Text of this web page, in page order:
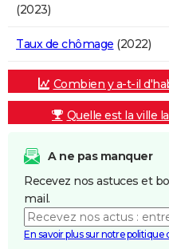
(2023)
Taux de chômage (2022)
Combien y a-t-il
Quelle est la ville
A ne pas manquer
Recevez nos astuces et
mail.
En savoir plus sur notre politique